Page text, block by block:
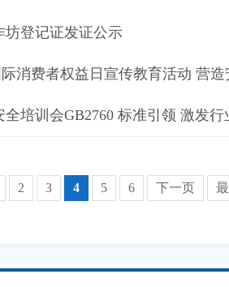
坊登记证发证公示
际消费者权益日宣传教育活动 营
培训会GB2760 标准引领 激发行
2 3 4 5 6 下一页